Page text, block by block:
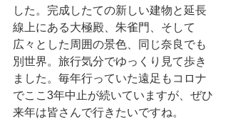
した。完成したての新しい建物と延長
線上にある大極殿、朱雀門、そして
広々とした周囲の景色、同じ奈良でも
別世界。旅行気分でゆっくり見て歩き
ました。毎年行っていた遠足もコロナ
でここ3年中止が続いていますが、ぜひ
来年は皆さんで行きたいですね。